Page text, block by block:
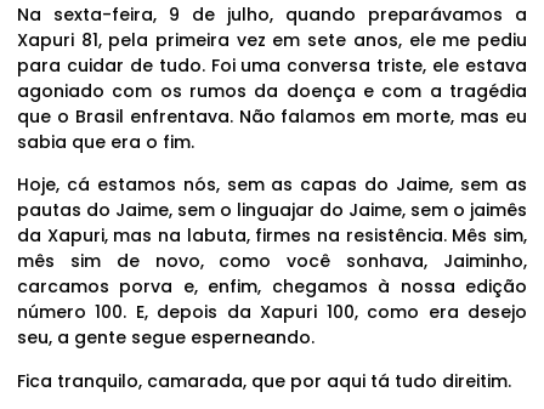
Na sexta-feira, 9 de julho, quando preparávamos a
Xapuri 81, pela primeira vez em sete anos, ele me pediu
para cuidar de tudo. Foi uma conversa triste, ele estava
agoniado com os rumos da doença e com a tragédia
que o Brasil enfrentava. Não falamos em morte, mas eu
sabia que era o fim.
Hoje, cá estamos nós, sem as capas do Jaime, sem as
pautas do Jaime, sem o linguajar do Jaime, sem o jaimês
da Xapuri, mas na labuta, firmes na resistência. Mês sim,
mês sim de novo, como você sonhava, Jaiminho,
carcamos porva e, enfim, chegamos à nossa edição
número 100. E, depois da Xapuri 100, como era desejo
seu, a gente segue esperneando.
Fica tranquilo, camarada, que por aqui tá tudo direitim.